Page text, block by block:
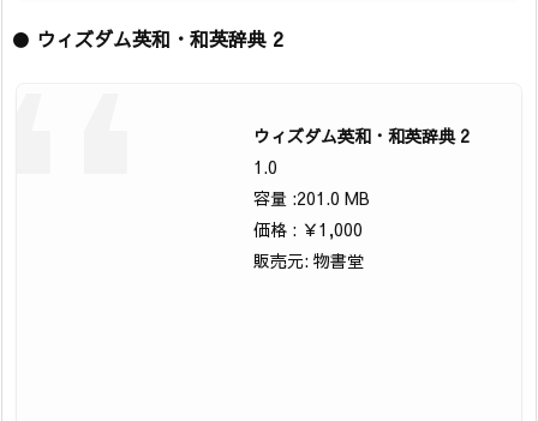
● ウィズダム英和・和英辞典 2
ウィズダム英和・和英辞典 2
1.0
容量 :201.0 MB
価格 : ￥1,000
販売元: 物書堂